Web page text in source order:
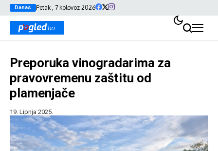
Danas Petak , 7 kolovoz 2026
Preporuka vinogradarima za
pravovremenu zaštitu od
plamenjače
19. Lipnja 2025.